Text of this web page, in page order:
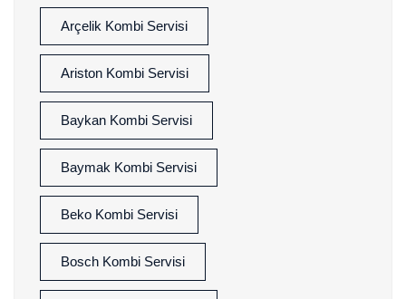
Arçelik Kombi Servisi
Ariston Kombi Servisi
Baykan Kombi Servisi
Baymak Kombi Servisi
Beko Kombi Servisi
Bosch Kombi Servisi